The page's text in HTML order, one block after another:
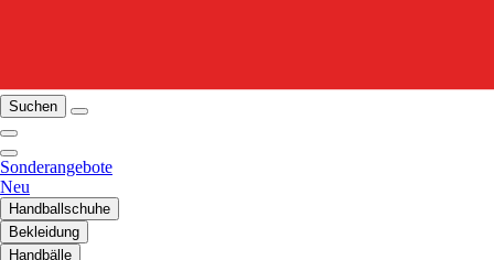
Suchen
Sonderangebote
Neu
Handballschuhe
Bekleidung
Handbälle